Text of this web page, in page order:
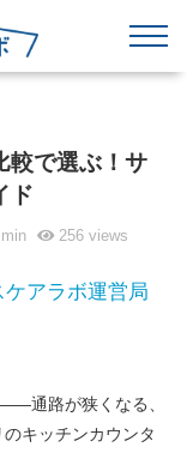
較で選ぶ！サ
ド
256views
アラボ運営局
通路が狭くなる、
キッチンカウンタ